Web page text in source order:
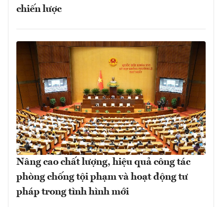
chiến lược
Nâng cao chất lượng, hiệu quả công tác
phòng chống tội phạm và hoạt động tư
pháp trong tình hình mới